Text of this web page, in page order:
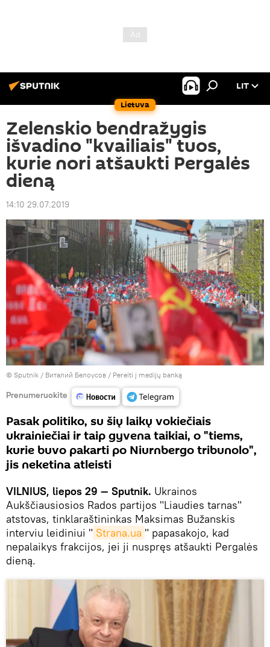
Lietuva
LIT
Zelenskio bendražygis
išvadino "kvailiais" tuos,
kurie nori atšaukti Pergalės
dieną
14:10 29.07.2019
© Sputnik / Виталий Белоусов / Pereiti į medijų banką
Prenumeruokite
Pasak politiko, su šių laikų vokiečiais
ukrainiečiai ir taip gyvena taikiai, o "tiems,
kurie buvo pakarti po Niurnbergo tribunolo",
jis neketina atleisti
VILNIUS, liepos 29 — Sputnik. Ukrainos
Aukščiausiosios Rados partijos "Liaudies tarnas"
atstovas, tinklaraštininkas Maksimas Bužanskis
interviu leidiniui " Strana.ua " papasakojo, kad
nepalaikys frakcijos, jei ji nuspręs atšaukti Pergalės
dieną.